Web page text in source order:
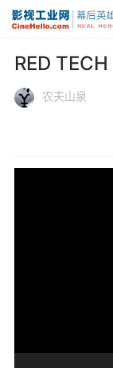
RED
农夫山泉